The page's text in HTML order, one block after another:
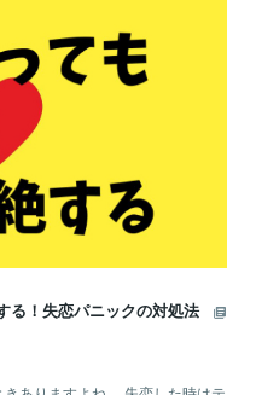
る！失恋パニックの対処法